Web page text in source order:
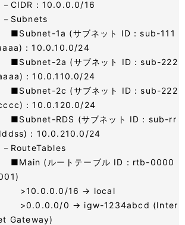
CIDR：10.0.0.0/16
Subnets
1a (サブネット ID：sub-111
：10.0.10.0/24
2a (サブネット ID：sub-222
：10.0.110.0/24
2c (サブネット ID：sub-222
：10.0.120.0/24
RDS (サブネット ID：sub-rr
：10.0.210.0/24
RouteTables
(ルートテーブル ID：rtb-0000
16 → local
0 → igw-1234abcd (Inter
Gateway)